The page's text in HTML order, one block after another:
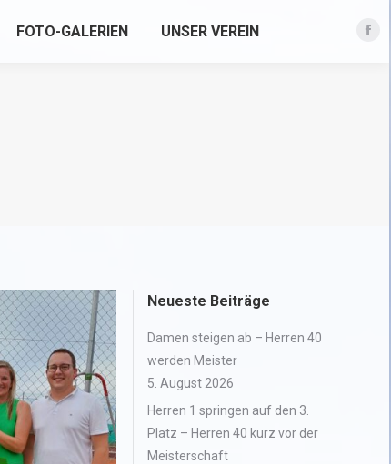
FOTO-GALERIEN UNSER VEREIN
Neueste Beiträge
Damen steigen ab – Herren 40
werden Meister
5. August 2026
Herren 1 springen auf den 3.
Platz – Herren 40 kurz vor der
Meisterschaft